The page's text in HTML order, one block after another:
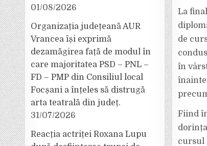
La
de
în
înainte
Fiind
cursul
01/08/2026
Organizația județeană AUR
Vrancea își exprimă
dezamăgirea față de modul în
care majoritatea PSD – PNL –
FD – PMP din Consiliul local
Focșani a înțeles să distrugă
arta teatrală din județ.
31/07/2026
Reacția actriței Roxana Lupu